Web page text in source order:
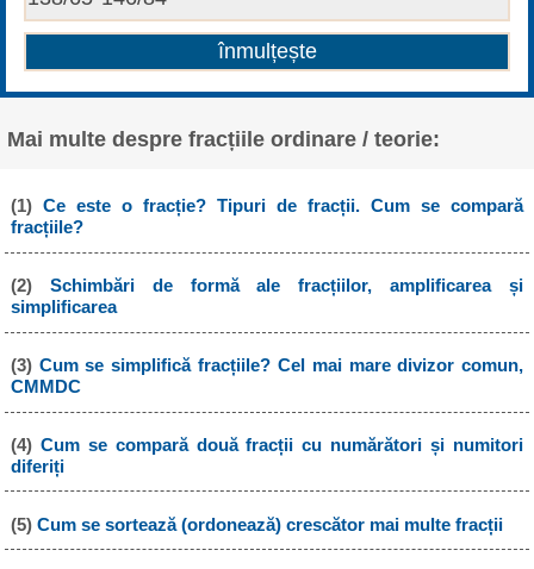
Mai multe despre fracțiile ordinare / teorie:
(1) Ce este o fracție? Tipuri de fracții. Cum se compară
fracțiile?
(2) Schimbări de formă ale fracțiilor, amplificarea și
simplificarea
(3) Cum se simplifică fracțiile? Cel mai mare divizor comun,
CMMDC
(4) Cum se compară două fracții cu numărători și numitori
diferiți
(5) Cum se sortează (ordonează) crescător mai multe fracții